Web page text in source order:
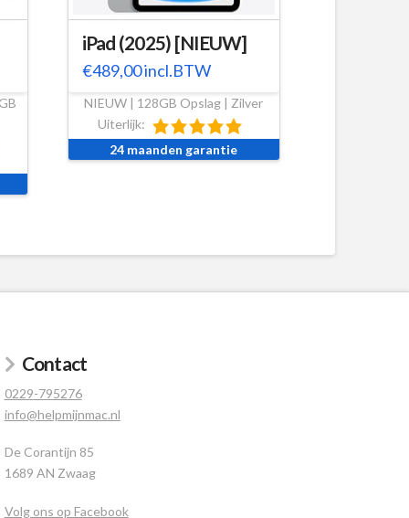
iPad (2025) [NIEUW]
€489,00incl.BTW
NIEUW | 128GB Opslag | Zilver
Uiterlijk:
24 maanden garantie
Contact
0229-795276
info@helpmijnmac.nl
De Corantijn 85
1689 AN Zwaag
Volg ons op Facebook